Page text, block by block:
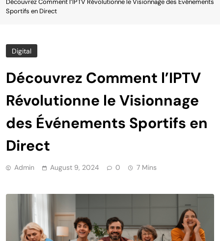
Découvrez Comment l’IPTV Révolutionne le Visionnage des Événements
Sportifs en Direct
Digital
Découvrez Comment l’IPTV
Révolutionne le Visionnage
des Événements Sportifs en
Direct
Admin August 9, 2024 0 7 Mins